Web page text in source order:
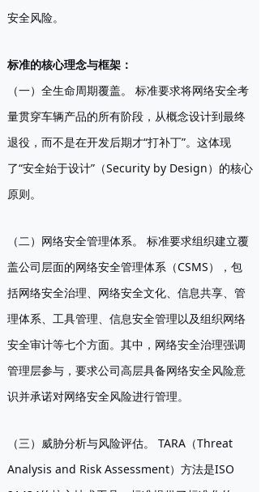
安全风险。
标准的核心理念与框架：
（一）全生命周期覆盖。
标准要求将网络安全考
量贯穿车辆产品的所有阶段，从概念设计到最终
退役，而不是在开发后期才“打补丁”。这体现
了“安全始于设计”（Security by Design）的核心
原则。
（二）网络安全管理体系。
标准要求组织建立覆
盖公司层面的网络安全管理体系（CSMS），包
括网络安全治理、网络安全文化、信息共享、管
理体系、工具管理、信息安全管理以及组织网络
安全审计等七个方面。其中，网络安全治理强调
管理层参与，要求公司高层具备网络安全风险意
识并承诺对网络安全风险进行管理。
（三）威胁分析与风险评估。
TARA（Threat
Analysis and Risk Assessment）方法是ISO